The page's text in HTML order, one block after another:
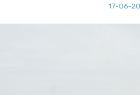
17-06-